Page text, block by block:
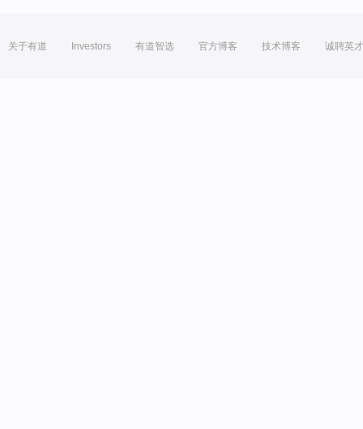
关于有道 Investors 有道智选 官方博客 技术博客 诚聘英才